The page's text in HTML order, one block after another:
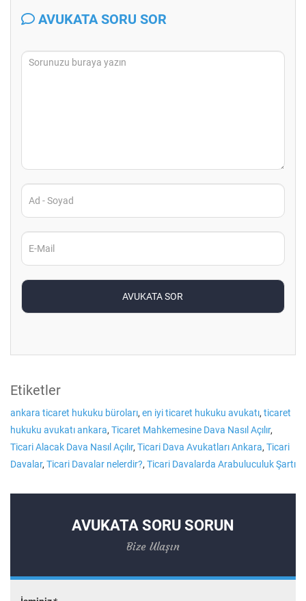
AVUKATA SORU SOR
Etiketler
ankara ticaret hukuku büroları, en iyi ticaret hukuku avukatı, ticaret
hukuku avukatı ankara, Ticaret Mahkemesine Dava Nasıl Açılır,
Ticari Alacak Dava Nasıl Açılır, Ticari Dava Avukatları Ankara, Ticari
Davalar, Ticari Davalar nelerdir?, Ticari Davalarda Arabuluculuk Şartı
AVUKATA SORU SORUN
Bize Ulaşın